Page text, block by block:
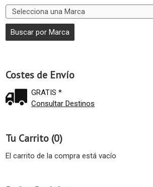
Costes de Envío
GRATIS *
Consultar Destinos
Tu Carrito (0)
El carrito de la compra está vacío